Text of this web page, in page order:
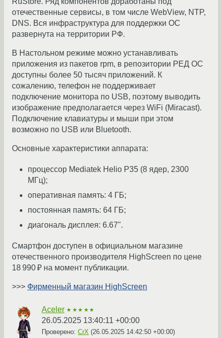
отечественные сервисы, в том числе WebView, NTP,
DNS. Вся инфраструктура для поддержки ОС
развернута на территории РФ.
В Настольном режиме можно устанавливать
приложения из пакетов rpm, в репозитории РЕД ОС
доступны более 50 тысяч приложений. К
сожалению, телефон не поддерживает
подключение монитора по USB, поэтому выводить
изображение предполагается через WiFi (Miracast).
Подключение клавиатуры и мыши при этом
возможно по USB или Bluetooth.
Основные характеристики аппарата:
процессор Mediatek Helio P35 (8 ядер, 2300
МГц);
оперативная память: 4 ГБ;
постоянная память: 64 ГБ;
диагональ дисплея: 6.67".
Смартфон доступен в официальном магазине
отечественного производителя HighScreen по цене
18 990 ₽ на момент публикации.
>>> Фирменный магазин HighScreen
Aceler ★★★★★
26.05.2025 13:40:11 +00:00
Проверено: CrX (26.05.2025 14:42:50 +00:00)